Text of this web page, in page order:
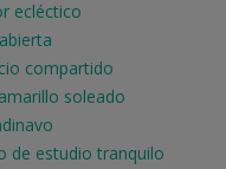
ecléctico
compartido
soleado
de estudio tranquilo